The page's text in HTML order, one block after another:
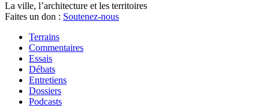
La ville, l’architecture et les territoires
Faites un don : Soutenez-nous
Terrains
Commentaires
Essais
Débats
Entretiens
Dossiers
Podcasts